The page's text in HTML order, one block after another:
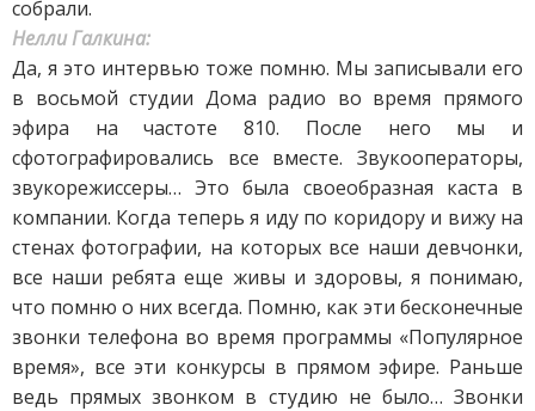
собрали.
Нелли Галкина:
Да, я это интервью тоже помню. Мы записывали его
в восьмой студии Дома радио во время прямого
эфира на частоте 810. После него мы и
сфотографировались все вместе. Звукооператоры,
звукорежиссеры… Это была своеобразная каста в
компании. Когда теперь я иду по коридору и вижу на
стенах фотографии, на которых все наши девчонки,
все наши ребята еще живы и здоровы, я понимаю,
что помню о них всегда. Помню, как эти бесконечные
звонки телефона во время программы «Популярное
время», все эти конкурсы в прямом эфире. Раньше
ведь прямых звонком в студию не было… Звонки